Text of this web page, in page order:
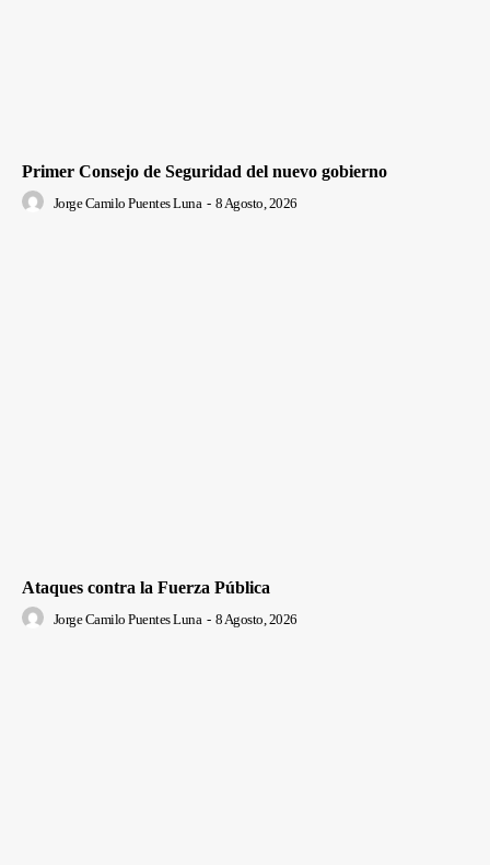
Primer Consejo de Seguridad del nuevo gobierno
Jorge Camilo Puentes Luna - 8 Agosto, 2026
Ataques contra la Fuerza Pública
Jorge Camilo Puentes Luna - 8 Agosto, 2026